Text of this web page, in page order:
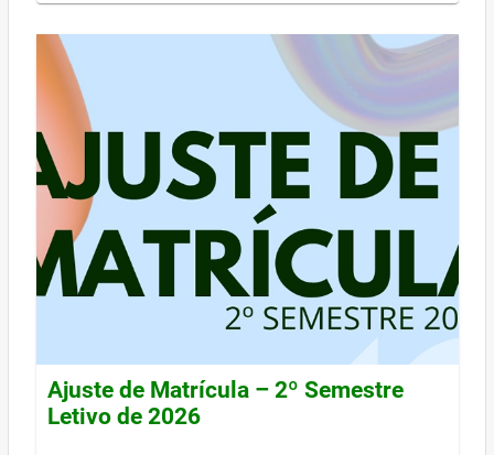
Ajuste de Matrícula – 2º Semestre
Letivo de 2026